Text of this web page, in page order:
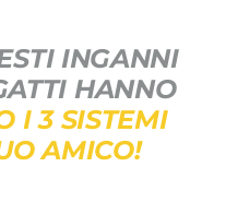
INGANNI
HANNO
I 3 SISTEMI
AMICO!